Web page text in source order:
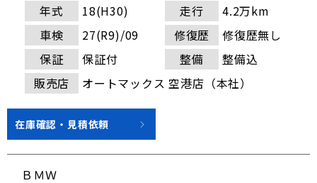
年式 18(H30) 走行
4.2万km
車検
27(R9)/09 修復歴
修復歴無し
保証
保証付 整備
整備込
販売店
オートマックス 空港店（本社）
在庫確認・見積依頼
ＢＭＷ